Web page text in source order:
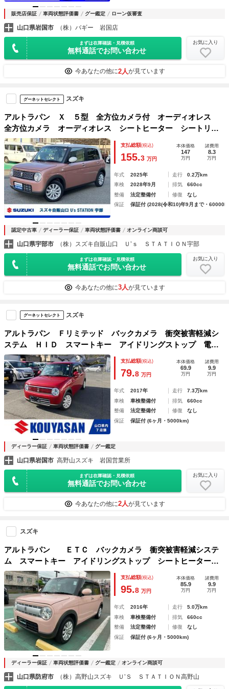
販売店保証 車両状態評価書 グー鑑定 ローン仮審査
山口県岩国市 （株）バギー 岩国店
まずは在庫確認・見積依頼
無料通話でお問い合わせ
お気に入り
今あなたの他に2人が見ています
グーネットセレクト スズキ
アルトラパン Ｘ ５型 全方位カメラ付 オーディオレス
全方位カメラ オーディオレス シートヒーター シートリフ
ター チルトステアリング 前後ブレーキサポート オートエ
アコン オートライト プッシュスタート
支払総額(税込)
155.3 万円
本体価格
147
万円
諸費用
8.3
万円
年式 2025年 走行
0.2万km
車検
2028年9月 排気
660cc
整備
法定整備付 修復
なし
保証
保証付 (2028(令和10)年9月まで・
認定中古車 ディーラー保証 車両状態評価書 オンライン商談可
山口県宇部市 （株）スズキ自販山口 Ｕ’ｓ ＳＴＡＴＩＯＮ宇部
まずは在庫確認・見積依頼
無料通話でお問い合わせ
お気に入り
今あなたの他に3人が見ています
グーネットセレクト スズキ
アルトラパン Ｆリミテッド バックカメラ 衝突被害軽減シ
ステム ＨＩＤ スマートキー アイドリングストップ 電動
格納ミラー シートヒーター ベンチシート ＣＶＴ 盗難防
止システム ＡＢＳ ＥＳＣ ＣＤ アルミホイール
支払総額(税込)
79.8 万円
本体価格
69.9
万円
諸費用
9.9
万円
年式 2017年 走行
7.3万km
車検
車検整備付 排気
660cc
整備
法定整備付 修復
なし
保証
保証付 (6ヶ月・5000km)
ディーラー保証 車両状態評価書 グー鑑定
山口県岩国市 高野山スズキ 岩国営業所
まずは在庫確認・見積依頼
無料通話でお問い合わせ
お気に入り
今あなたの他に2人が見ています
スズキ
アルトラパン ＥＴＣ バックカメラ 衝突被害軽減システ
ム スマートキー アイドリングストップ シートヒーター
ベンチシート ＣＶＴ ＥＳＣ アルミホイール エアコン
支払総額(税込)
95.8 万円
本体価格
85.9
万円
諸費用
9.9
万円
年式 2016年 走行
5.0万km
車検
車検整備付 排気
660cc
整備
法定整備付 修復
なし
保証
保証付 (6ヶ月・5000km)
ディーラー保証 車両状態評価書 グー鑑定 オンライン商談可
山口県防府市 （株）高野山スズキ Ｕ’Ｓ ＳＴＡＴＩＯＮ高野山